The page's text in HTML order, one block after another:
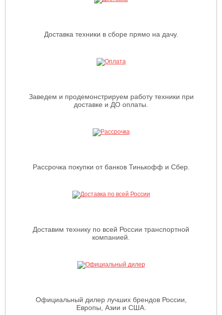
Доставка техники в сборе прямо на дачу.
Заведем и продемонстрируем работу техники при
доставке и ДО оплаты.
Рассрочка покупки от банков Тинькофф и Сбер.
Доставим технику по всей России транспортной
компанией.
Официальный дилер лучших брендов России,
Европы, Азии и США.